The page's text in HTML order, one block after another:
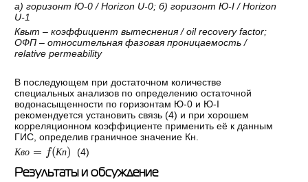
а)горизонт Ю-0 / Horizon U-0;б)горизонт Ю-I / Horizon
U-1
Квыт –коэффициент вытеснения/ oil recovery factor;
ОФП –относительная фазовая проницаемость/
relative permeability
В последующем при достаточном количестве
специальных анализов по определению остаточной
водонасыщенности по горизонтам Ю-0 и Ю-I
рекомендуется установить связь (4) и при хорошем
корреляционном коэффициенте применить её к данным
ГИС, определив граничное значение Кн.
К = Кп (4)
Результаты и обсуждение